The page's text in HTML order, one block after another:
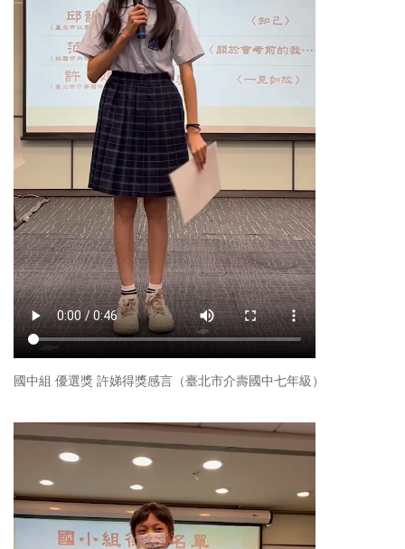
國中組 優選獎 許娣得獎感言（臺北市介壽國中七年級）